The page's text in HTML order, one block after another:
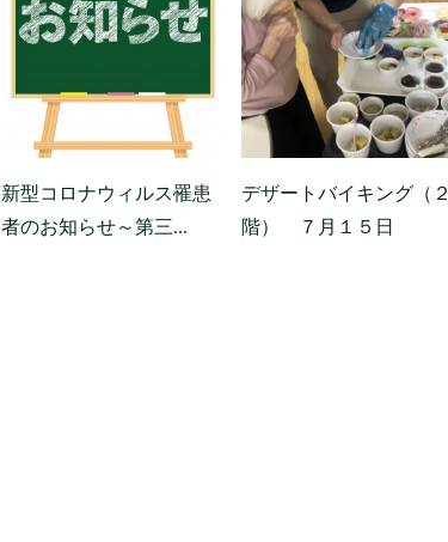
新型コロナウィルス罹患
者のお知らせ～第三...
デザートバイキング（２
階） ７月１５日